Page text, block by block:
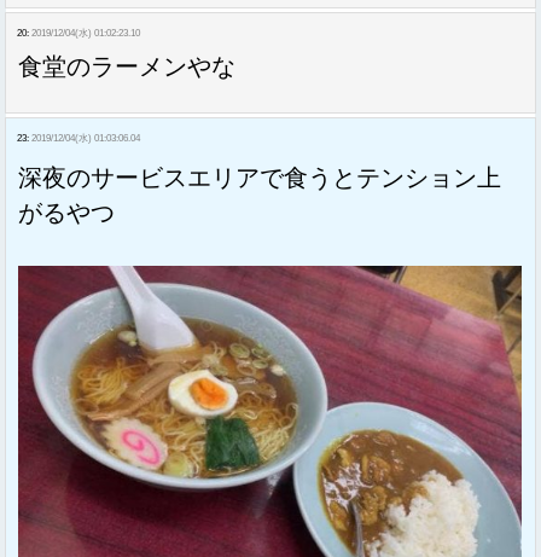
20: 2019/12/04(水) 01:02:23.10
食堂のラーメンやな
23: 2019/12/04(水) 01:03:06.04
深夜のサービスエリアで食うとテンション上
がるやつ